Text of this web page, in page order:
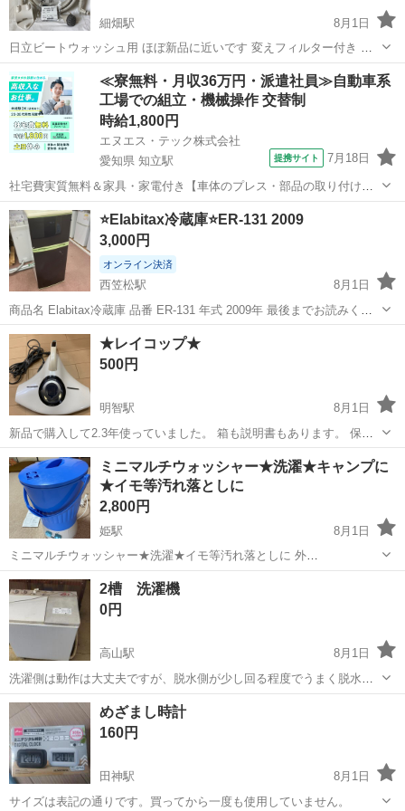
細畑駅
8月1日
日立ビートウォッシュ用 ほぼ新品に近いです 変えフィルター付き ホ
ース掛けも一緒に 詳細に関してのご質問はお気軽に。
細畑駅 生活家電 ホース
≪寮無料・月収36万円・派遣社員≫自動車系
工場での組立・機械操作 交替制
時給1,800円
エヌエス・テック株式会社
愛知県 知立駅
提携サイト 7月18日
社宅費実質無料＆家具・家電付き【車体のプレス・部品の取り付け・
塗装・検査】未経験でも時給1,800円 車体のプレス・部品の取り付
け・塗装・検査 車体のプレス・部品の取り付け・塗装・検査など、各
工程に分かれて作業を担当します...
愛知 刈谷市 その他
⭐️EIabitax冷蔵庫⭐️ER-131 2009
3,000円
オンライン決済
西笠松駅
8月1日
商品名 Elabitax冷蔵庫 品番 ER-131 年式 2009年 最後までお読みくだ
さい。 ※商品が売れてしまっているケースがございます。 必ずご連絡
頂き、ご来店くださいませ。 ✿店頭にて同時販売しております。...
岐阜 岐阜市 西笠松駅 生活家電
★レイコップ★
500円
明智駅
8月1日
新品で購入して2.3年使っていました。 箱も説明書もあります。 保証
はありません。 写真にて外観の判断をお願いします。 動作は問題あり
ませんでしたが、数年前の物ですので不具合等あると思いますがご理
解の程よろしくお願いしま...
岐阜 可児郡 生活家電 レイコップ
ミニマルチウォッシャー★洗濯★キャンプに
★イモ等汚れ落としに
2,800円
姫駅
8月1日
ミニマルチウォッシャー★洗濯★イモ等汚れ落としに 外
寸:340✖️300✖️495mm 取っても付いており、持ち運びが容易のためコ
ンセントさえあれば、キャンプ等でも使えるかと思います。 動作確認
岐阜 可児市 姫駅 生活家電
2槽 洗濯機
0円
高山駅
8月1日
洗濯側は動作は大丈夫ですが、脱水側が少し回る程度でうまく脱水で
きません。それでもよろしければ差し上げます。
岐阜 高山市 高山駅 生活家電
めざまし時計
160円
田神駅
8月1日
サイズは表記の通りです。買ってから一度も使用していません。